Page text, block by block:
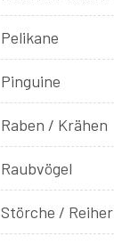
Pelikane
Pinguine
Raben / Krähen
Raubvögel
Störche / Reiher